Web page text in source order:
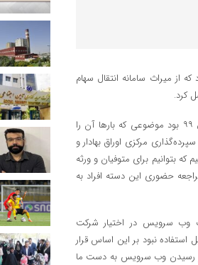
شیر پرس به نقل از باشگاه خبرنگاران جوان؛ ۱۵ آبان سال ۱۴۰۲ بود که از میراث سامانه انتقال سهام
اما یکی از چالش‌های موجود بحث انتقال سهام عدالت متوفیان بعد از مردادماه سال ۹۹ بود موضوعی که بار‌ها آن را
مرکزی اوراق بهادار و
بتوانیم برای متوفیان و ورثه
حضوری این دسته افراد به
مقام مسئول اظهار کرد: سازمان امور مالیاتی دی‌ماه سال ۱۴۰۳ یک وب سرویس در اختیار شرکت
نبود بر این اساس قرار
رسیدن وب سرویس به دست ما